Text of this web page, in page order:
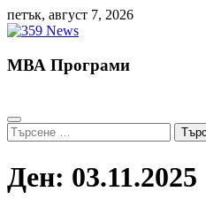
Skip
to
петък, август 7, 2026
МВА Програми
Търсене
за:
Ден: 03.11.2025